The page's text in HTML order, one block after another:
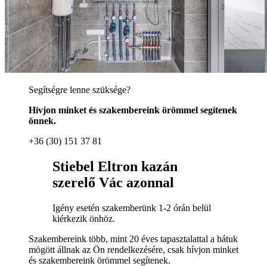
Segítségre lenne szüksége?
Hívjon minket és szakembereink örömmel segítenek
önnek.
+36 (30) 151 37 81
Stiebel Eltron kazán
szerelő Vác azonnal
Igény esetén szakemberünk 1-2 órán belül
kiérkezik önhöz.
Szakembereink több, mint 20 éves tapasztalattal a hátuk
mögött állnak az Ön rendelkezésére, csak hívjon minket
és szakembereink örömmel segítenek.